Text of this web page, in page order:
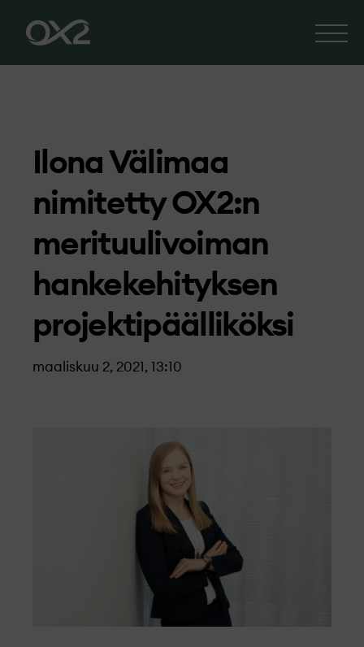
Ilona Välimaa
nimitetty OX2:n
merituulivoiman
hankekehityksen
projektipäälliköksi
maaliskuu 2, 2021, 13:10